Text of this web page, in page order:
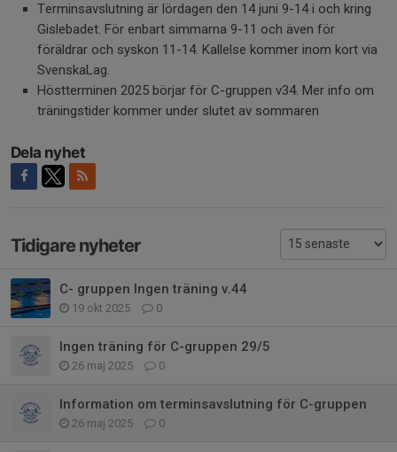
Terminsavslutning är lördagen den 14 juni 9-14 i och kring
Gislebadet. För enbart simmarna 9-11 och även för
föräldrar och syskon 11-14. Kallelse kommer inom kort via
SvenskaLag.
Höstterminen 2025 börjar för C-gruppen v34. Mer info om
träningstider kommer under slutet av sommaren
Dela nyhet
Tidigare nyheter
C- gruppen Ingen träning v.44
19 okt 2025 0
Ingen träning för C-gruppen 29/5
26 maj 2025 0
Information om terminsavslutning för C-gruppen
26 maj 2025 0